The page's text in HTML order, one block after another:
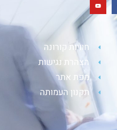
חוויות קורונה
הצהרת נגישות
מפת אתר
תקנון העמותה